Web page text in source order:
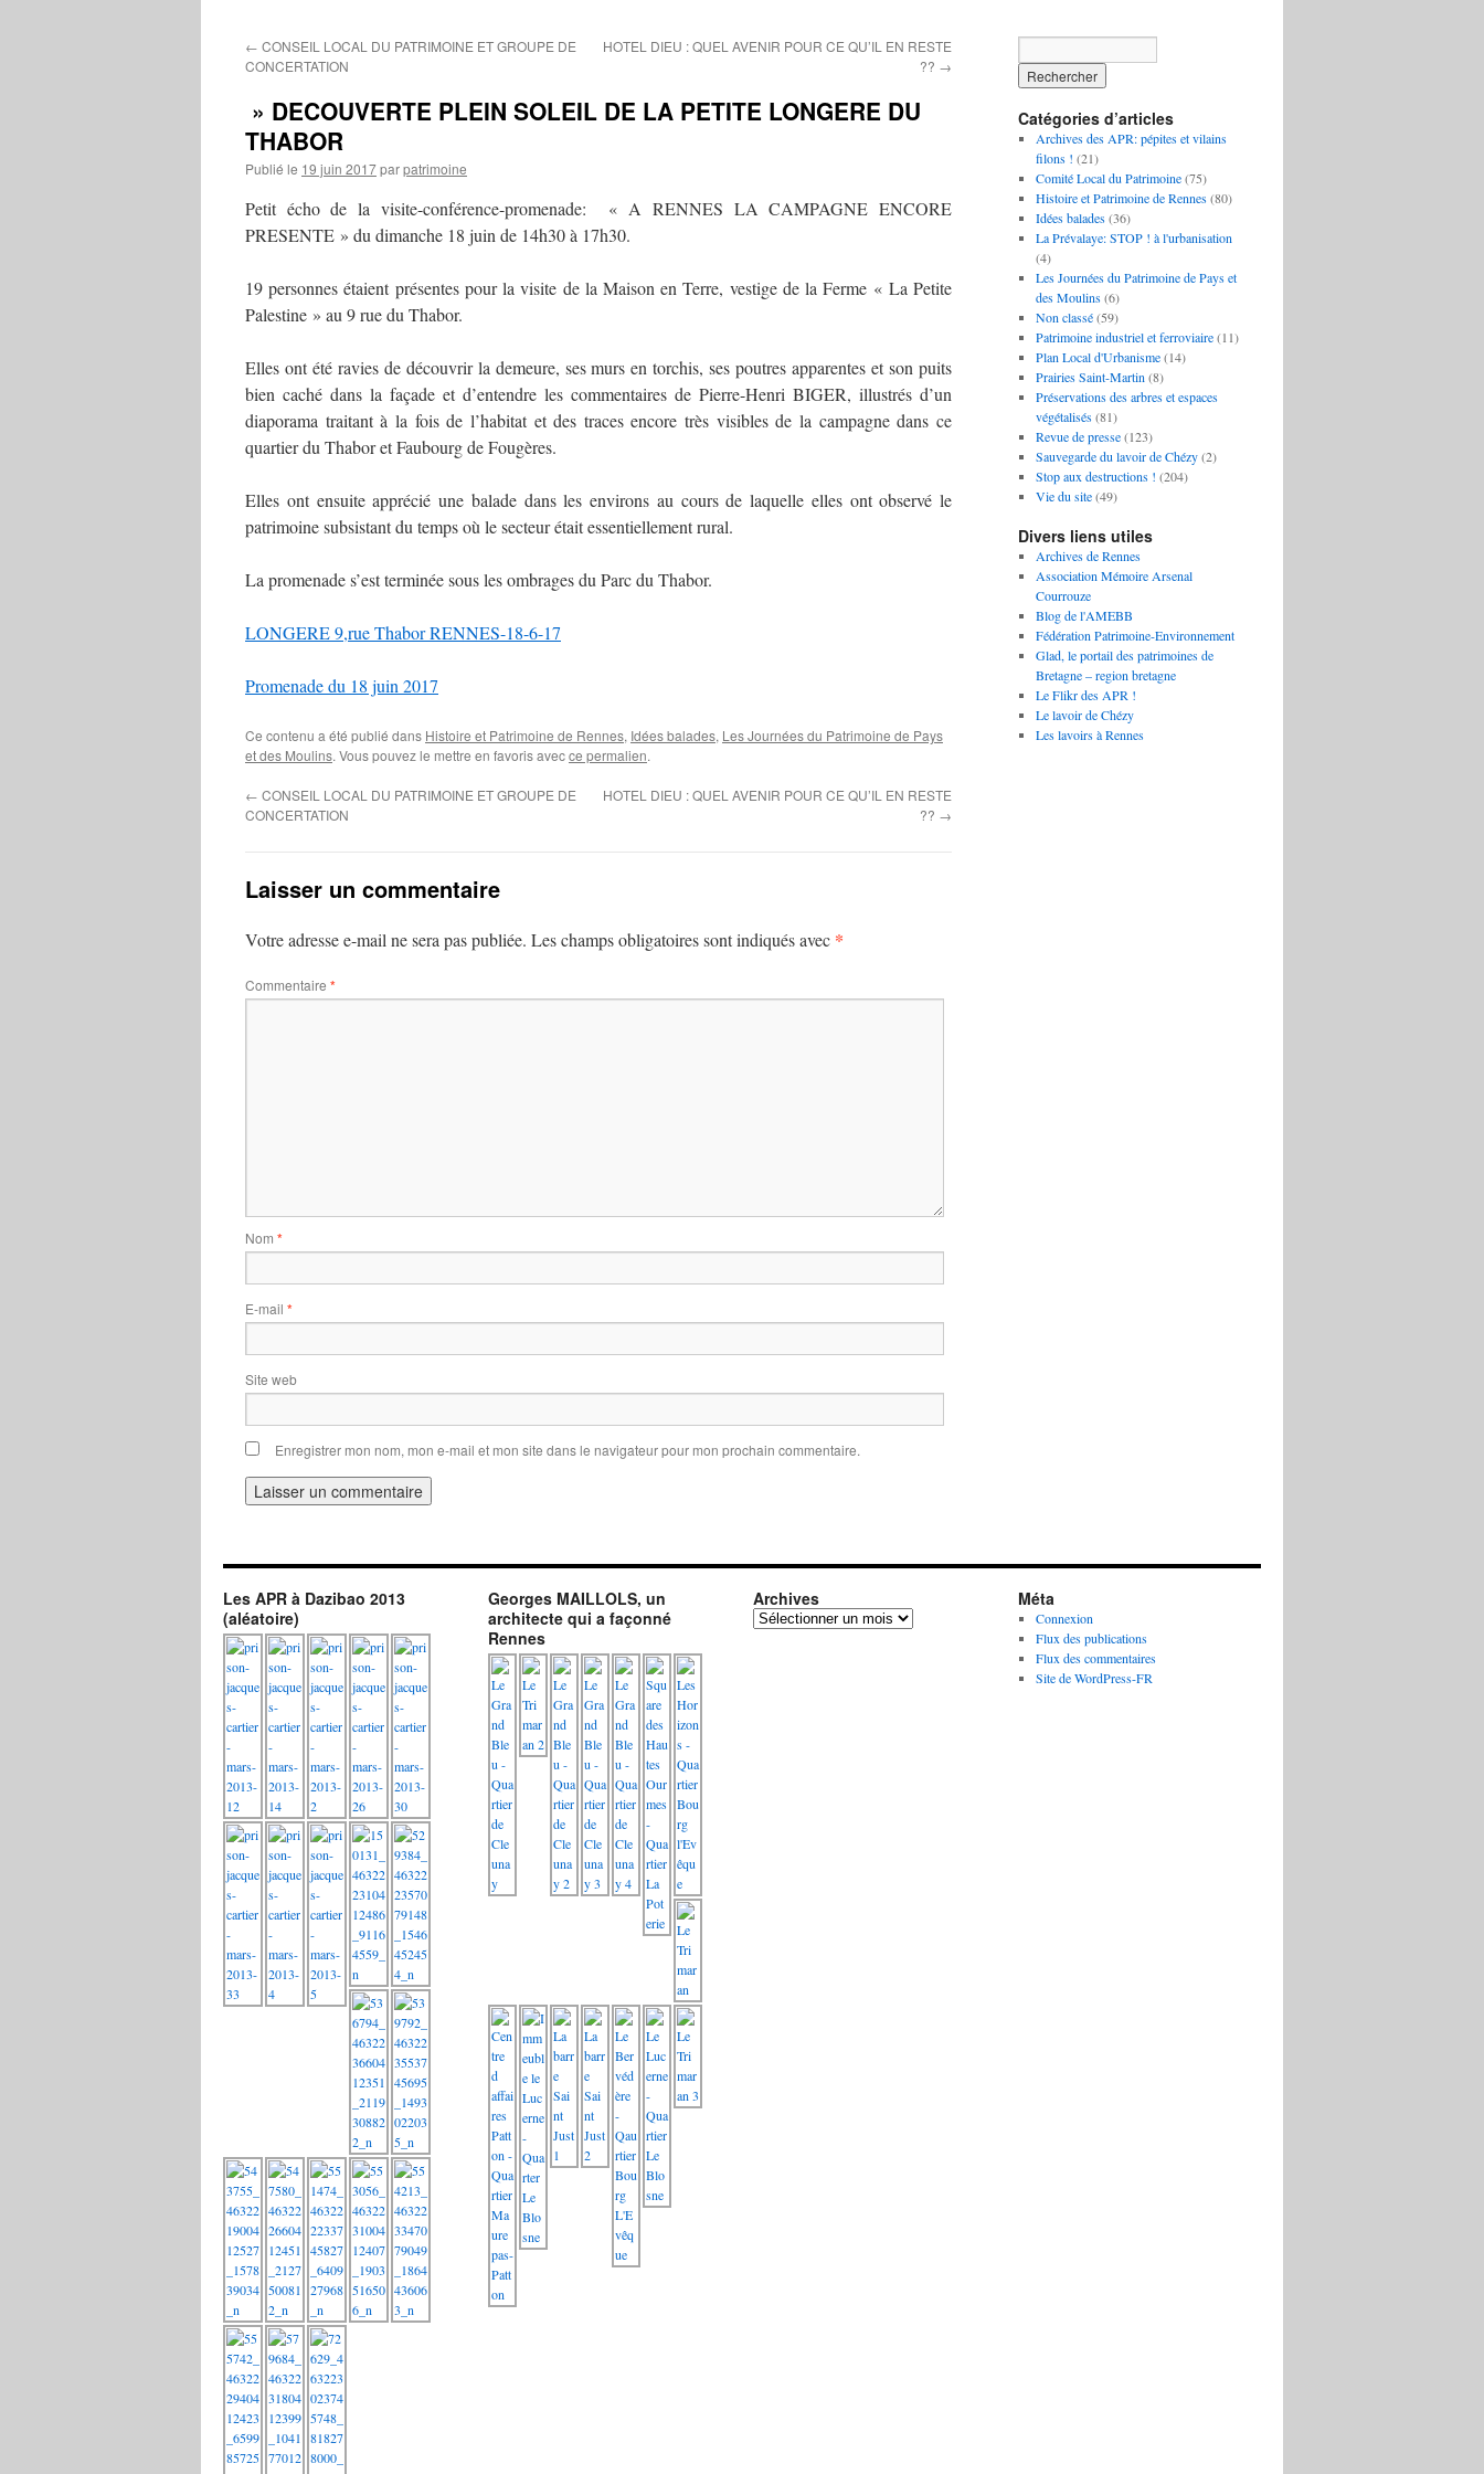
← CONSEIL LOCAL DU PATRIMOINE ET GROUPE DE
CONCERTATION
HOTEL DIEU : QUEL AVENIR POUR CE QU’IL EN RESTE
?? →
» DECOUVERTE PLEIN SOLEIL DE LA PETITE LONGERE DU
THABOR
Publié le 19 juin 2017parpatrimoine
Petit écho de la visite-conférence-promenade: « A RENNES LA CAMPAGNE ENCORE
PRESENTE » du dimanche 18 juin de 14h30 à 17h30.
19 personnes étaient présentes pour la visite de la Maison en Terre, vestige de la Ferme « La Petite
Palestine » au 9 rue du Thabor.
Elles ont été ravies de découvrir la demeure, ses murs en torchis, ses poutres apparentes et son puits
bien caché dans la façade et d’entendre les commentaires de Pierre-Henri BIGER, illustrés d’un
diaporama traitant à la fois de l’habitat et des traces encore très visibles de la campagne dans ce
quartier du Thabor et Faubourg de Fougères.
Elles ont ensuite apprécié une balade dans les environs au cours de laquelle elles ont observé le
patrimoine subsistant du temps où le secteur était essentiellement rural.
La promenade s’est terminée sous les ombrages du Parc du Thabor.
LONGERE 9,rue Thabor RENNES-18-6-17
Promenade du 18 juin 2017
Ce contenu a été publié dans Histoire et Patrimoine de Rennes, Idées balades, Les Journées du Patrimoine de Pays
et des Moulins. Vous pouvez le mettre en favoris avecce permalien.
← CONSEIL LOCAL DU PATRIMOINE ET GROUPE DE
CONCERTATION
HOTEL DIEU : QUEL AVENIR POUR CE QU’IL EN RESTE
?? →
Laisser un commentaire
Votre adresse e-mail ne sera pas publiée. Les champs obligatoires sont indiqués avec *
Commentaire *
Nom *
E-mail *
Site web
Enregistrer mon nom, mon e-mail et mon site dans le navigateur pour mon prochain commentaire.
Catégories d’articles
Archives des APR: pépites et vilains
filons ! (21)
Comité Local du Patrimoine(75)
Histoire et Patrimoine de Rennes(80)
Idées balades(36)
La Prévalaye: STOP ! à l'urbanisation
(4)
Les Journées du Patrimoine de Pays et
des Moulins(6)
Non classé(59)
Patrimoine industriel et ferroviaire(11)
Plan Local d'Urbanisme(14)
Prairies Saint-Martin (8)
Préservations des arbres et espaces
végétalisés(81)
Revue de presse(123)
Sauvegarde du lavoir de Chézy(2)
Stop aux destructions ! (204)
Vie du site(49)
Divers liens utiles
Archives de Rennes
Association Mémoire Arsenal
Courrouze
Blog de l'AMEBB
Fédération Patrimoine-Environnement
Glad, le portail des patrimoines de
Bretagne – region bretagne
Le Flikr des APR !
Le lavoir de Chézy
Les lavoirs à Rennes
Les APR à Dazibao 2013
(aléatoire)
Georges MAILLOLS, un
architecte qui a façonné
Rennes
Archives
Archives
Méta
Connexion
Flux des publications
Flux des commentaires
Site de WordPress-FR